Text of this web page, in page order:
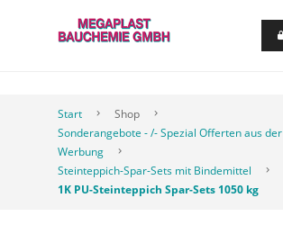
Start
Shop
Sonderangebote - /- Spezial Offerten aus der
Werbung
Steinteppich-Spar-Sets mit Bindemittel
1K PU-Steinteppich Spar-Sets 1050 kg